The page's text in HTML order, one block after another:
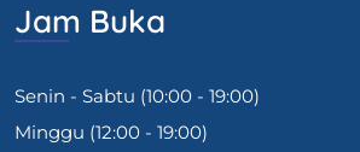
Jam Buka
Senin - Sabtu (10:00 - 19:00)
Minggu (12:00 - 19:00)